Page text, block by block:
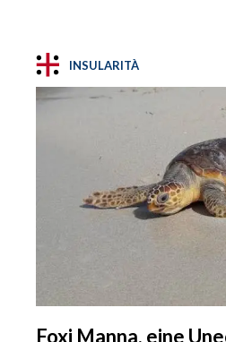
INSULARITÀ
Foxi Manna, eine